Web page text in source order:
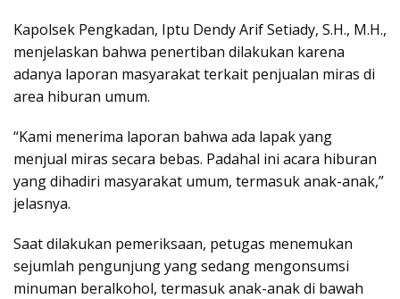
Kapolsek Pengkadan, Iptu Dendy Arif Setiady, S.H., M.H.,
menjelaskan bahwa penertiban dilakukan karena
adanya laporan masyarakat terkait penjualan miras di
area hiburan umum.
“Kami menerima laporan bahwa ada lapak yang
menjual miras secara bebas. Padahal ini acara hiburan
yang dihadiri masyarakat umum, termasuk anak-anak,”
jelasnya.
Saat dilakukan pemeriksaan, petugas menemukan
sejumlah pengunjung yang sedang mengonsumsi
minuman beralkohol, termasuk anak-anak di bawah